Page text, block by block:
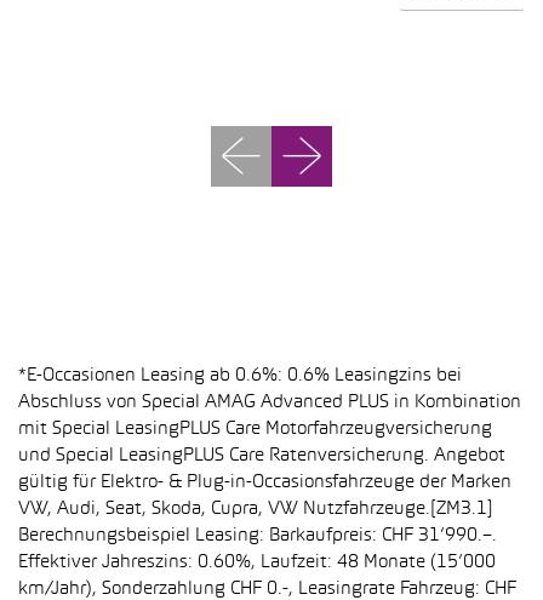
*E-Occasionen Leasing ab 0.6%: 0.6% Leasingzins bei
Abschluss von Special AMAG Advanced PLUS in Kombination
mit Special LeasingPLUS Care Motorfahrzeugversicherung
und Special LeasingPLUS Care Ratenversicherung. Angebot
gültig für Elektro- & Plug-in-Occasionsfahrzeuge der Marken
VW, Audi, Seat, Skoda, Cupra, VW Nutzfahrzeuge.[ZM3.1]
Berechnungsbeispiel Leasing: Barkaufpreis: CHF 31’990.–.
Effektiver Jahreszins: 0.60%, Laufzeit: 48 Monate (15’000
km/Jahr), Sonderzahlung CHF 0.-, Leasingrate Fahrzeug: CHF